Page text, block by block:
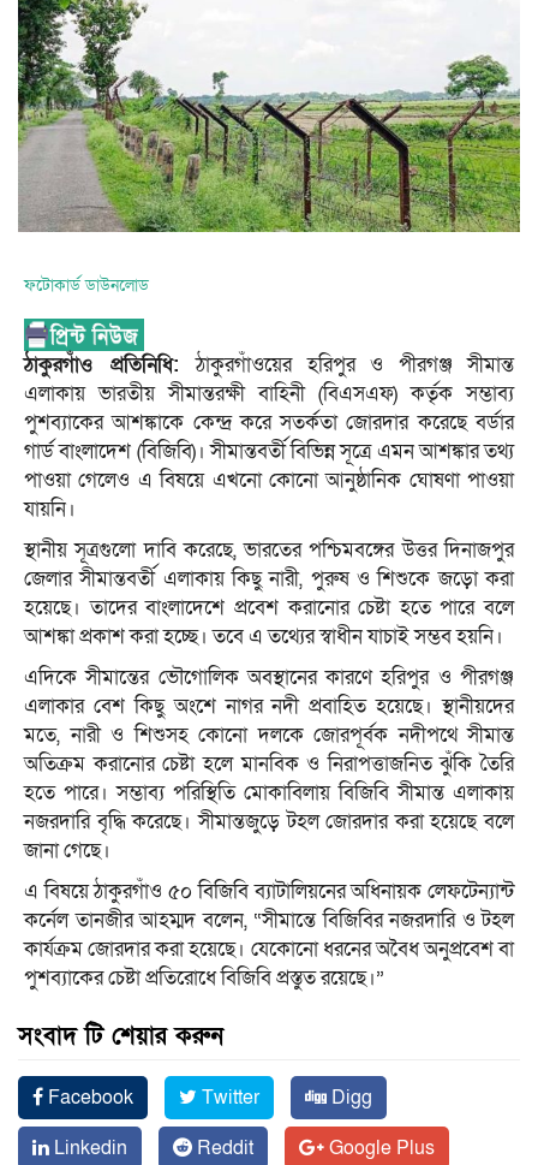
ফটোকার্ড ডাউনলোড
ঠাকুরগাঁও প্রতিনিধি:ঠাকুরগাঁওয়ের হরিপুর ও পীরগঞ্জ সীমান্ত
এলাকায় ভারতীয় সীমান্তরক্ষী বাহিনী (বিএসএফ) কর্তৃক সম্ভাব্য
পুশব্যাকের আশঙ্কাকে কেন্দ্র করে সতর্কতা জোরদার করেছে বর্ডার
গার্ড বাংলাদেশ (বিজিবি)। সীমান্তবর্তী বিভিন্ন সূত্রে এমন আশঙ্কার তথ্য
পাওয়া গেলেও এ বিষয়ে এখনো কোনো আনুষ্ঠানিক ঘোষণা পাওয়া
যায়নি।
স্থানীয় সূত্রগুলো দাবি করেছে, ভারতের পশ্চিমবঙ্গের উত্তর দিনাজপুর
জেলার সীমান্তবর্তী এলাকায় কিছু নারী, পুরুষ ও শিশুকে জড়ো করা
হয়েছে। তাদের বাংলাদেশে প্রবেশ করানোর চেষ্টা হতে পারে বলে
আশঙ্কা প্রকাশ করা হচ্ছে। তবে এ তথ্যের স্বাধীন যাচাই সম্ভব হয়নি।
এদিকে সীমান্তের ভৌগোলিক অবস্থানের কারণে হরিপুর ও পীরগঞ্জ
এলাকার বেশ কিছু অংশে নাগর নদী প্রবাহিত হয়েছে। স্থানীয়দের
মতে, নারী ও শিশুসহ কোনো দলকে জোরপূর্বক নদীপথে সীমান্ত
অতিক্রম করানোর চেষ্টা হলে মানবিক ও নিরাপত্তাজনিত ঝুঁকি তৈরি
হতে পারে। সম্ভাব্য পরিস্থিতি মোকাবিলায় বিজিবি সীমান্ত এলাকায়
নজরদারি বৃদ্ধি করেছে। সীমান্তজুড়ে টহল জোরদার করা হয়েছে বলে
জানা গেছে।
এ বিষয়ে ঠাকুরগাঁও ৫০ বিজিবি ব্যাটালিয়নের অধিনায়ক লেফটেন্যান্ট
কর্নেল তানজীর আহম্মদ বলেন, “সীমান্তে বিজিবির নজরদারি ও টহল
কার্যক্রম জোরদার করা হয়েছে। যেকোনো ধরনের অবৈধ অনুপ্রবেশ বা
পুশব্যাকের চেষ্টা প্রতিরোধে বিজিবি প্রস্তুত রয়েছে।”
সংবাদ টি শেয়ার করুন
Facebook Twitter
Digg
Linkedin
Reddit
Google Plus